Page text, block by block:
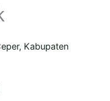
Kabupaten